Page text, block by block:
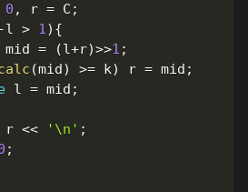
0 , r = C ;
-l > 1) {
mid
= (l+r)>>1 ;
(mid) >= k) r = mid ;
l = mid ;
r << '\n' ;
;